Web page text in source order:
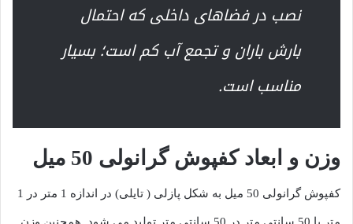
نصب در فضاهای داخلی که احتمال
بارش باران و تجمع آب کم است؛ بسیار
مناسب است.
وزن و ابعاد کفپوش گرانولی 50 میل
کفپوش گرانولی 50 میل به شکل پازلی ( تایلی) در اندازه 1 متر در 1